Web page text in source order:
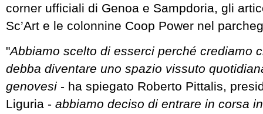
corner ufficiali di Genoa e Sampdoria, gli
Sc’Art e le colonnine Coop Power nel
"Abbiamo scelto di esserci perché crediamo
debba diventare uno spazio vissuto
genovesi - ha spiegato Roberto Pittalis,
Liguria - abbiamo deciso di entrare in corsa